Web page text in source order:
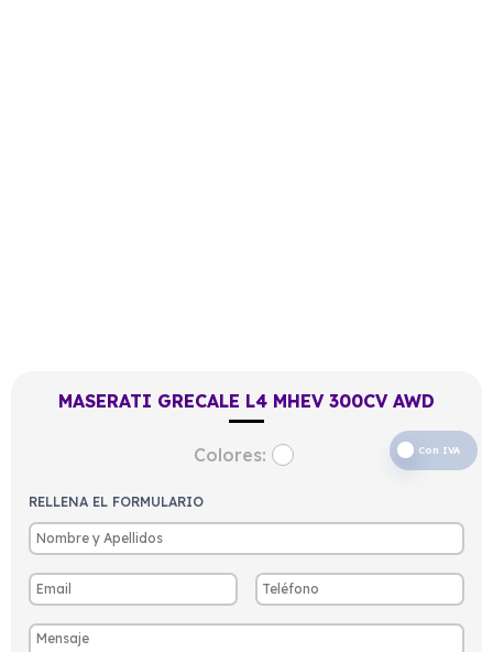
MASERATI GRECALE L4 MHEV 300CV AWD
Con IVA
Colores:
RELLENA EL FORMULARIO